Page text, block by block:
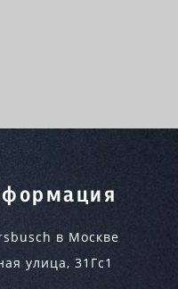
в Москве
улица, 31Гс1